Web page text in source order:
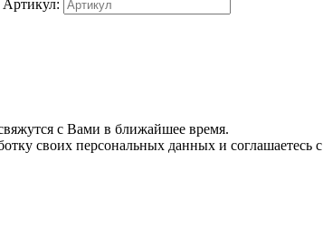
Артикул:
с Вами в ближайшее время.
своих персональных данных и соглашаетесь с